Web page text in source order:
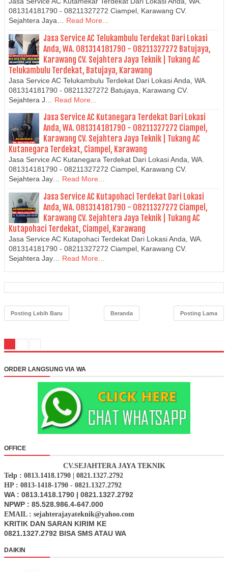
081314181790 - 08211327272 Ciampel, Karawang CV.
Sejahtera Jaya… Read More...
Jasa Service AC Telukambulu Terdekat Dari Lokasi
Anda, WA. 081314181790 - 08211327272 Batujaya,
Karawang CV. Sejahtera Jaya Teknik | Tukang AC
Telukambulu Terdekat, Batujaya, Karawang
Jasa Service AC Telukambulu Terdekat Dari Lokasi Anda, WA.
081314181790 - 08211327272 Batujaya, Karawang CV.
Sejahtera J…
Read More...
Jasa Service AC Kutanegara Terdekat Dari Lokasi
Anda, WA. 081314181790 - 08211327272 Ciampel,
Karawang CV. Sejahtera Jaya Teknik | Tukang AC
Kutanegara Terdekat, Ciampel, Karawang
Jasa Service AC Kutanegara Terdekat Dari Lokasi Anda, WA.
081314181790 - 08211327272 Ciampel, Karawang CV.
Sejahtera Jay… Read More...
Jasa Service AC Kutapohaci Terdekat Dari Lokasi
Anda, WA. 081314181790 - 08211327272 Ciampel,
Karawang CV. Sejahtera Jaya Teknik | Tukang AC
Kutapohaci Terdekat, Ciampel, Karawang
Jasa Service AC Kutapohaci Terdekat Dari Lokasi Anda, WA.
081314181790 - 08211327272 Ciampel, Karawang CV.
Sejahtera Jay…
Read More...
Posting Lebih Baru Posting Lama
Beranda
ORDER LANGSUNG VIA WA
OFFICE
CV.SEJAHTERA JAYA TEKNIK
Telp : 0813.1418.1790 | 0821.1327.2792
HP : 0813-1418-1790 - 0821.1327.2792
WA : 0813.1418.1790 | 0821.1327.2792
NPWP : 85.528.986.4-647.000
EMAIL : sejahterajayateknik@yahoo.com
KRITIK DAN SARAN KIRIM KE
0821.1327.2792 BISA SMS ATAU WA
DAIKIN